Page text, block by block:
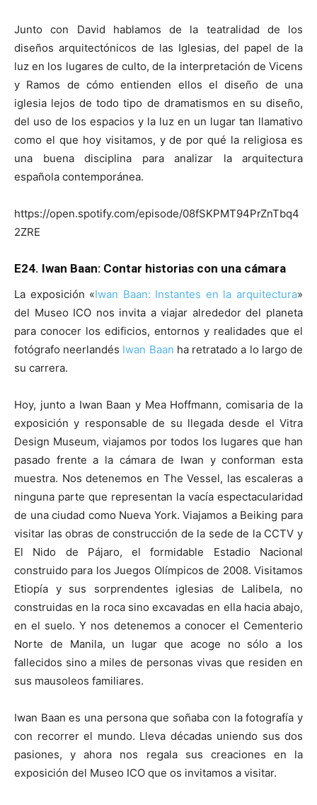
Junto con David hablamos de la teatralidad de los
diseños arquitectónicos de las Iglesias, del papel de la
luz en los lugares de culto, de la interpretación de Vicens
y Ramos de cómo entienden ellos el diseño de una
iglesia lejos de todo tipo de dramatismos en su diseño,
del uso de los espacios y la luz en un lugar tan llamativo
como el que hoy visitamos, y de por qué la religiosa es
una buena disciplina para analizar la arquitectura
española contemporánea.
https://open.spotify.com/episode/08fSKPMT94PrZnTbq4
2ZRE
E24. Iwan Baan: Contar historias con una cámara
La exposición «Iwan Baan: Instantes en la arquitectura»
del Museo ICO nos invita a viajar alrededor del planeta
para conocer los edificios, entornos y realidades que el
fotógrafo neerlandés Iwan Baan ha retratado a lo largo de
su carrera.
Hoy, junto a Iwan Baan y Mea Hoffmann, comisaria de la
exposición y responsable de su llegada desde el Vitra
Design Museum, viajamos por todos los lugares que han
pasado frente a la cámara de Iwan y conforman esta
muestra. Nos detenemos en The Vessel, las escaleras a
ninguna parte que representan la vacía espectacularidad
de una ciudad como Nueva York. Viajamos a Beiking para
visitar las obras de construcción de la sede de la CCTV y
El Nido de Pájaro, el formidable Estadio Nacional
construido para los Juegos Olímpicos de 2008. Visitamos
Etiopía y sus sorprendentes iglesias de Lalibela, no
construidas en la roca sino excavadas en ella hacia abajo,
en el suelo. Y nos detenemos a conocer el Cementerio
Norte de Manila, un lugar que acoge no sólo a los
fallecidos sino a miles de personas vivas que residen en
sus mausoleos familiares.
Iwan Baan es una persona que soñaba con la fotografía y
con recorrer el mundo. Lleva décadas uniendo sus dos
pasiones, y ahora nos regala sus creaciones en la
exposición del Museo ICO que os invitamos a visitar.